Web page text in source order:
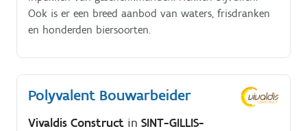
Ook is er een breed aanbod van waters, frisdranken
en honderden biersoorten.
Polyvalent Bouwarbeider
Vivaldis Construct in SINT-GILLIS-